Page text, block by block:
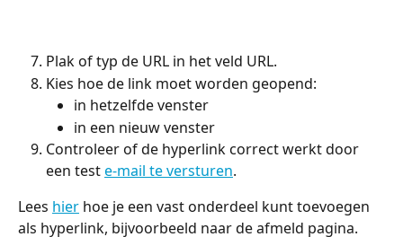
Plak of typ de URL in het veld URL.
Kies hoe de link moet worden geopend:
in hetzelfde venster
in een nieuw venster
Controleer of de hyperlink correct werkt door
een test e-mail te versturen.
Lees hier hoe je een vast onderdeel kunt toevoegen
als hyperlink, bijvoorbeeld naar de afmeld pagina.